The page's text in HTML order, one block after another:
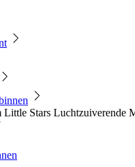
Little Stars Luchtzuiverende